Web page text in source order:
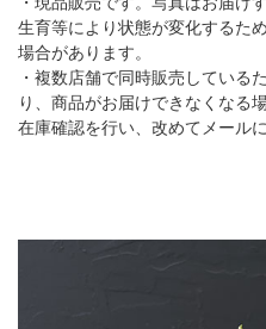
生育等により状態が変化するた
場合があります。
・複数店舗で同時販売している
り、商品がお届けできなくなる
在庫確認を行い、改めてメール